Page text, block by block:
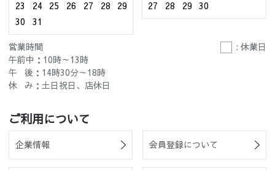
23
24 25 26 27 28
29
30
31
27
28 29 30
営業時間
: 休業日
午前中：10時～13時
午 後：14時30分～18時
休 み：土日祝日、店休日
ご利用について
企業情報 会員登録について